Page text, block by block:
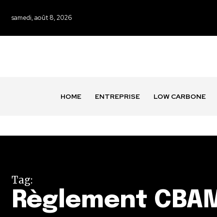
samedi, août 8, 2026
HOME ENTREPRISE LOW CARBONE
Tag:
Règlement